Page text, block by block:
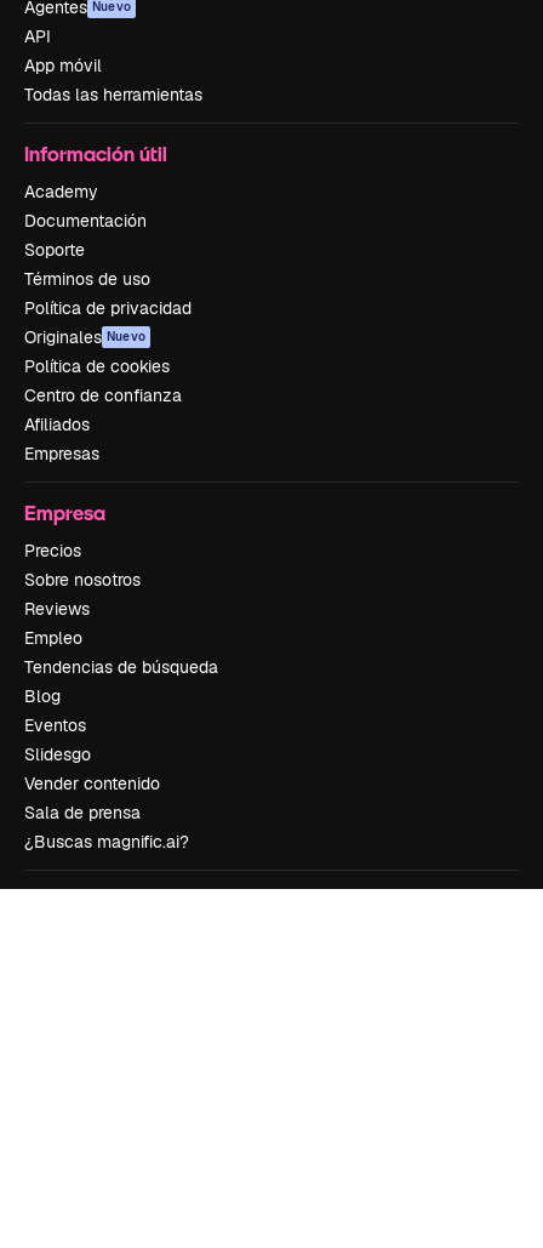
Agentes Nuevo
API
App móvil
Todas las herramientas
Información útil
Academy
Documentación
Soporte
Términos de uso
Política de privacidad
Originales Nuevo
Política de cookies
Centro de confianza
Afiliados
Empresas
Empresa
Precios
Sobre nosotros
Reviews
Empleo
Tendencias de búsqueda
Blog
Eventos
Slidesgo
Vender contenido
Sala de prensa
¿Buscas magnific.ai?